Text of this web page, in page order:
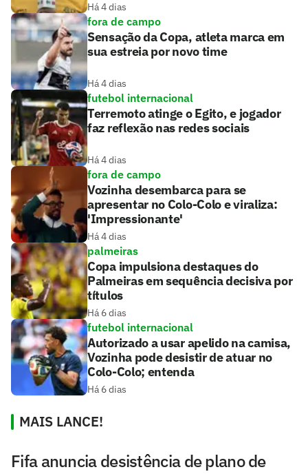
Há 4 dias
fora de campo
Sensação da Copa, atleta marca em
sua estreia por novo time
Há 4 dias
futebol internacional
Terremoto atinge o Egito, e jogador
faz reflexão nas redes sociais
Há 4 dias
fora de campo
Vozinha desembarca para se
apresentar no Colo-Colo e viraliza:
'Impressionante'
Há 4 dias
palmeiras
Copa impulsiona destaques do
Palmeiras em sequência decisiva por
títulos
Há 6 dias
futebol internacional
Autorizado a usar apelido na camisa,
Vozinha pode desistir de atuar no
Colo-Colo; entenda
Há 6 dias
MAIS LANCE!
Fifa anuncia desistência de plano de